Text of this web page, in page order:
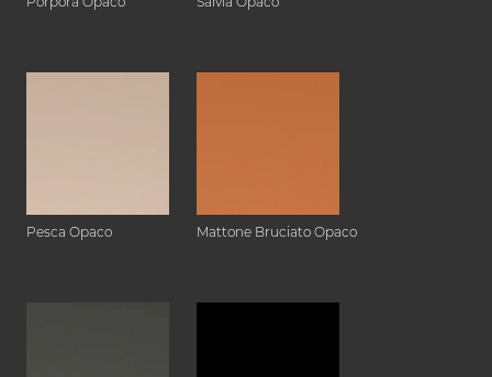
Pesca Opaco Mattone Bruciato Opaco